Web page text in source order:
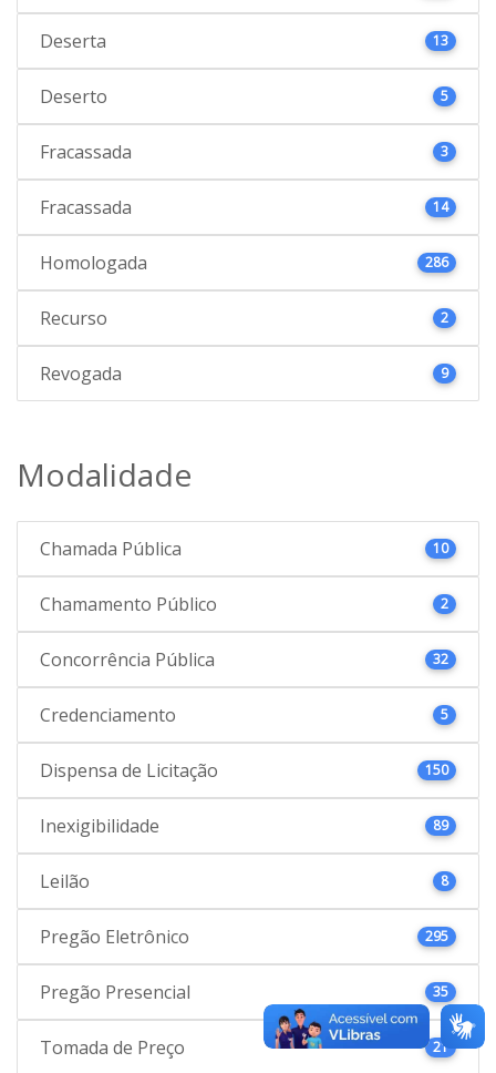
Deserta 13
Deserto 5
Fracassada 3
Fracassada 14
Homologada 286
Recurso 2
Revogada 9
Modalidade
Chamada Pública 10
Chamamento Público 2
Concorrência Pública 32
Credenciamento 5
Dispensa de Licitação 150
Inexigibilidade 89
Leilão 8
Pregão Eletrônico 295
Pregão Presencial 35
Tomada de Preço 21